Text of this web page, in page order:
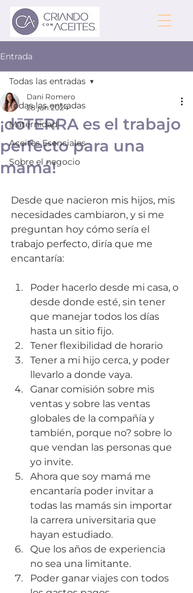
Entrada
Todas las entradas
Maternidad
Aceites Esenciales
Sobre el negocio
Todas las entradas
¡dōTERRA es el trabajo
perfecto para una
mamá!
Dani Romero
28 jun 2024
Desde que nacieron mis hijos, mis
necesidades cambiaron, y si me
preguntan hoy cómo sería el
trabajo perfecto, diría que me
encantaría:
Poder hacerlo desde mi casa, o
desde donde esté, sin tener
que manejar todos los días
hasta un sitio fijo.
Tener flexibilidad de horario
Tener a mi hijo cerca, y poder
llevarlo a donde vaya.
Ganar comisión sobre mis
ventas y sobre las ventas
globales de la compañía y
también, porque no? sobre lo
que vendan las personas que
yo invite.
Ahora que soy mamá me
encantaría poder invitar a
todas las mamás sin importar
la carrera universitaria que
hayan estudiado.
Que los años de experiencia
no sea una limitante.
Poder ganar viajes con todos